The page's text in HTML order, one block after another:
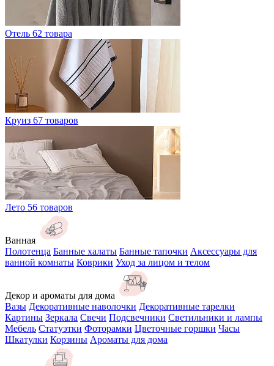
Отель 62 товара
Круиз 67 товаров
Лето 56 товаров
Ванная
Полотенца Банные халаты Банные тапочки Аксессуары для
ванной комнаты Коврики Уход за лицом и телом
Декор и ароматы для дома
Вазы Декоративные наволочки Декоративные тарелки
Картины Зеркала Свечи Подсвечники Светильники и лампы
Мебель Статуэтки Фоторамки Цветочные горшки Часы
Шкатулки Корзины Ароматы для дома